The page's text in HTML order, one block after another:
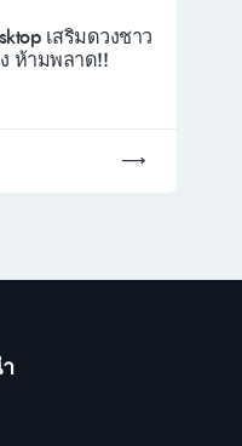
เสริมดวงชาว
ห้ามพลาด!!